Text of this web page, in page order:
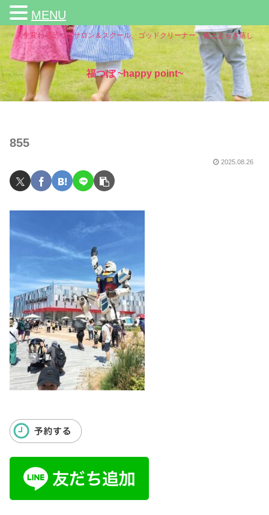
人生変わる足つぼサロン＆スクール、ゴッドクリーナー、黄土よもぎ蒸し
福つぼ ~happy point~
855
2025.08.26
MENU